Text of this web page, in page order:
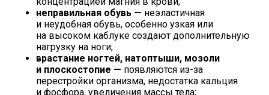
неправильная обувь — неэластичная
и неудобная обувь, особенно узкая или
на высоком каблуке создают дополнительную
нагрузку на ноги;
врастание ногтей, натоптыши, мозоли
и плоскостопие — появляются из-за
перестройки организма, недостатка кальция
и фосфора, увеличения массы тела;